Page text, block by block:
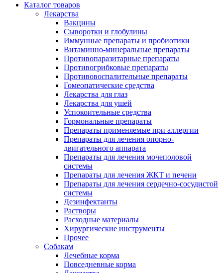
Каталог товаров
Лекарства
Вакцины
Сыворотки и глобулины
Иммунные препараты и пробиотики
Витаминно-минеральные препараты
Противопаразитарные препараты
Противогрибковые препараты
Противовоспалительные препараты
Гомеопатические средства
Лекарства для глаз
Лекарства для ушей
Успокоительные средства
Гормональные препараты
Препараты применяемые при аллергии
Препараты для лечения опорно-
двигательного аппарата
Препараты для лечения мочеполовой
системы
Препараты для лечения ЖКТ и печени
Препараты для лечения сердечно-сосудистой
системы
Дезинфектанты
Растворы
Расходные материалы
Хирургические инструменты
Прочее
Собакам
Лечебные корма
Повседневные корма